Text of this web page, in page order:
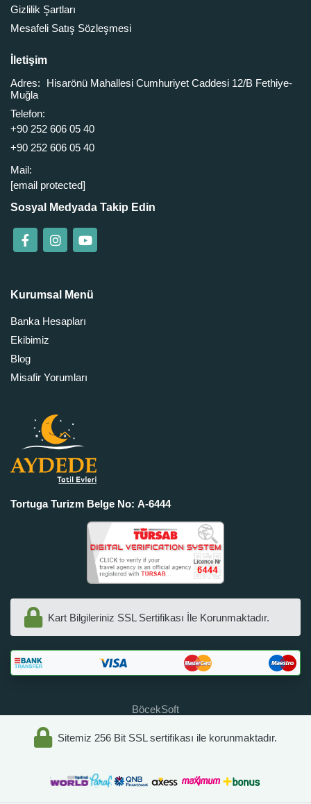
Gizlilik Şartları
Mesafeli Satış Sözleşmesi
İletişim
Adres:
Hisarönü Mahallesi Cumhuriyet Caddesi 12/B Fethiye-
Muğla
Telefon:
+90 252 606 05 40
+90 252 606 05 40
Mail:
[email protected]
Sosyal Medyada Takip Edin
Kurumsal Menü
Banka Hesapları
Ekibimiz
Blog
Misafir Yorumları
Tortuga Turizm Belge No: A-6444
Kart Bilgileriniz SSL Sertifikası İle Korunmaktadır.
BöcekSoft
Sitemiz 256 Bit SSL sertifikası ile korunmaktadır.